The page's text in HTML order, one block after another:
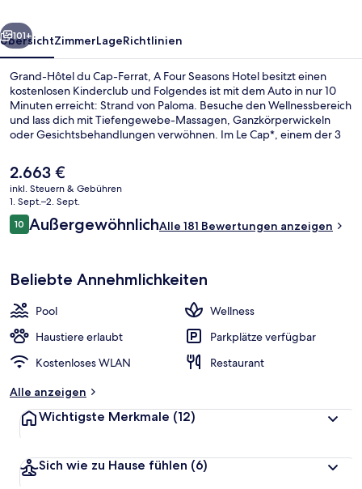
Four
Seasons
Hotel
Weiter
101+
ÜbersichtZimmerLageRichtlinien
Grand-Hôtel du Cap-Ferrat, A Four Seasons Hotel besitzt einen
kostenlosen Kinderclub und Folgendes ist mit dem Auto in nur 10
Minuten erreicht: Strand von Paloma. Besuche den Wellnessbereich
und lass dich mit Tiefengewebe-Massagen, Ganzkörperwickeln
oder Gesichtsbehandlungen verwöhnen. Im Le Cap*, einem der 3
bietet dieser Palast im luxuriösen Stil einen Innenpool, einen
Außenpool und eine Poolbar.
Der
aktuelle
Preis
beträgt
2.663 €.
2.663 €
inkl. Steuern & Gebühren
1. Sept.–2. Sept.
Bewertungen
1010 von 10.
AußergewöhnlichAlle 181 Bewertungen anzeigen
Beliebte Annehmlichkeiten
Pool
Wellness
Haustiere erlaubt
Parkplätze verfügbar
Kostenloses WLAN
Restaurant
Alle anzeigen
Wichtigste Merkmale (12)
Sich wie zu Hause fühlen (6)